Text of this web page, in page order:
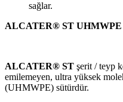
sağlar.
ALCATER® ST
ALCATER® ST şerit / teyp
emilemeyen, ultra yüksek
(UHMWPE) sütürdür.